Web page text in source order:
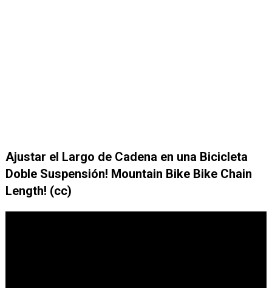
Ajustar el Largo de Cadena en una Bicicleta
Doble Suspensión! Mountain Bike Bike Chain
Length! (cc)